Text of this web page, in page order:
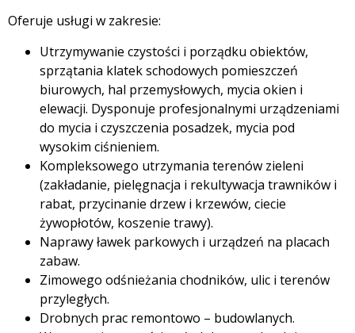
Oferuje usługi w zakresie:
Utrzymywanie czystości i porządku obiektów,
sprzątania klatek schodowych pomieszczeń
biurowych, hal przemysłowych, mycia okien i
elewacji. Dysponuje profesjonalnymi urządzeniami
do mycia i czyszczenia posadzek, mycia pod
wysokim ciśnieniem.
Kompleksowego utrzymania terenów zieleni
(zakładanie, pielęgnacja i rekultywacja trawników i
rabat, przycinanie drzew i krzewów, ciecie
żywopłotów, koszenie trawy).
Naprawy ławek parkowych i urządzeń na placach
zabaw.
Zimowego odśnieżania chodników, ulic i terenów
przyległych.
Drobnych prac remontowo – budowlanych.